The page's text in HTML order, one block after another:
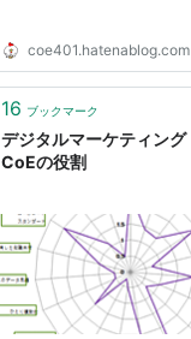
coe401.hatenablog.com
16 ブックマーク
デジタルマーケティング
CoEの役割